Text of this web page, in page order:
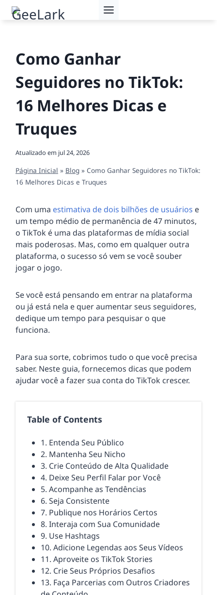
Pular
para
Como Ganhar
Seguidores no TikTok:
16 Melhores Dicas e
Truques
Atualizado em jul 24, 2026
Página Inicial » Blog » Como Ganhar Seguidores no TikTok:
16 Melhores Dicas e Truques
Com uma estimativa de dois bilhões de usuários e
um tempo médio de permanência de 47 minutos,
o TikTok é uma das plataformas de mídia social
mais poderosas. Mas, como em qualquer outra
plataforma, o sucesso só vem se você souber
jogar o jogo.
Se você está pensando em entrar na plataforma
ou já está nela e quer aumentar seus seguidores,
dedique um tempo para pesquisar o que
funciona.
Para sua sorte, cobrimos tudo o que você precisa
saber. Neste guia, fornecemos dicas que podem
ajudar você a fazer sua conta do TikTok crescer.
Table of Contents
1. Entenda Seu Público
2. Mantenha Seu Nicho
3. Crie Conteúdo de Alta Qualidade
4. Deixe Seu Perfil Falar por Você
5. Acompanhe as Tendências
6. Seja Consistente
7. Publique nos Horários Certos
8. Interaja com Sua Comunidade
9. Use Hashtags
10. Adicione Legendas aos Seus Vídeos
11. Aproveite os TikTok Stories
12. Crie Seus Próprios Desafios
13. Faça Parcerias com Outros Criadores